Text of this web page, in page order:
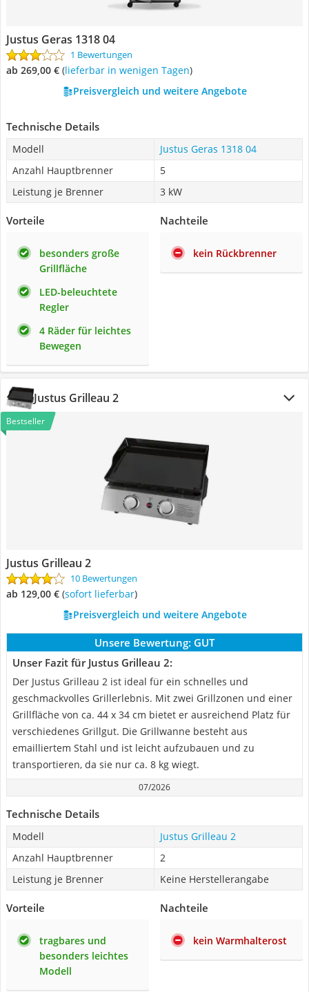
Justus Geras 1318 04
1 Bewertungen
ab 269,00 € ( Lieferbar in wenigen Tagen)
Preisvergleich und weitere Angebote
Technische Details
Modell
Justus Geras 1318 04
Anzahl Hauptbrenner
5
Leistung je Brenner
3 kW
Vorteile
besonders große
Grillfläche
LED-beleuchtete
Regler
4 Räder für leichtes
Bewegen
Nachteile
kein Rückbrenner
Justus Grilleau 2
Bestseller
Justus Grilleau 2
10 Bewertungen
ab 129,00 € ( Sofort lieferbar)
Preisvergleich und weitere Angebote
Unsere Bewertung: GUT
Unser Fazit für Justus Grilleau 2:
Der Justus Grilleau 2 ist ideal für ein schnelles und
geschmackvolles Grillerlebnis. Mit zwei Grillzonen und einer
Grillfläche von ca. 44 x 34 cm bietet er ausreichend Platz für
verschiedenes Grillgut. Die Grillwanne besteht aus
emailliertem Stahl und ist leicht aufzubauen und zu
transportieren, da sie nur ca. 8 kg wiegt.
07/2026
Technische Details
Modell
Justus Grilleau 2
Anzahl Hauptbrenner
2
Leistung je Brenner
Keine Herstellerangabe
Vorteile
tragbares und
besonders leichtes
Modell
Nachteile
kein Warmhalterost